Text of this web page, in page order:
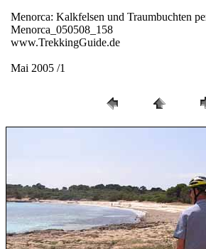
Menorca: Kalkfelsen und Traumbuchten
Menorca_050508_158
www.TrekkingGuide.de
Mai 2005 /1